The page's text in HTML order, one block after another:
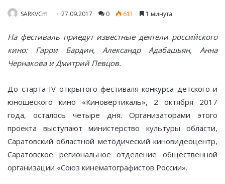
SARKVCm 27.09.2017 0 611 1 минута
На фестиваль приедут известные деятели российского
кино: Гарри Бардин, Александр Адабашьян, Анна
Чернакова и Дмитрий Певцов.
До старта IV открытого фестиваля-конкурса детского и
юношеского кино «Киновертикаль», 2 октября 2017
года, осталось четыре дня. Организаторами этого
проекта выступают министерство культуры области,
Саратовский областной методический киновидеоцентр,
Саратовское региональное отделение общественной
организации «Союз кинематографистов России».